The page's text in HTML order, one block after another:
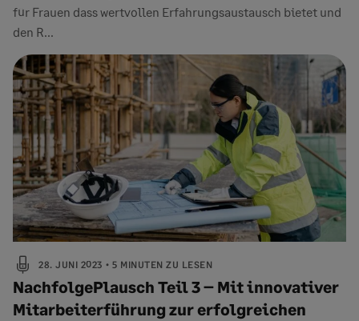
für Frauen dass wertvollen Erfahrungsaustausch bietet und
den R...
28. JUNI 2023 5 MINUTEN ZU LESEN
NachfolgePlausch Teil 3 – Mit innovativer
Mitarbeiterführung zur erfolgreichen